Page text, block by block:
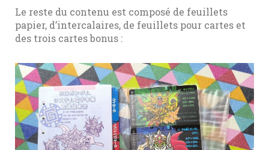
Le reste du contenu est composé de feuillets
papier, d’intercalaires, de feuillets pour cartes et
des trois cartes bonus :